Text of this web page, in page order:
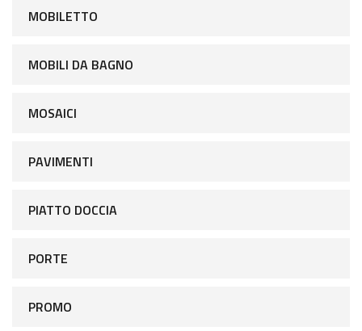
MOBILETTO
MOBILI DA BAGNO
MOSAICI
PAVIMENTI
PIATTO DOCCIA
PORTE
PROMO